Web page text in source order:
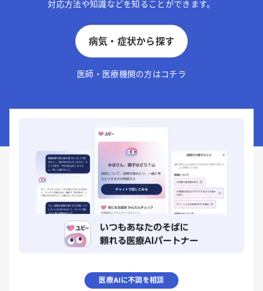
対応方法や知識などを知ることができます。
病気・症状から探す
医師・医療機関の方はコチラ
医療AIに不調を相談